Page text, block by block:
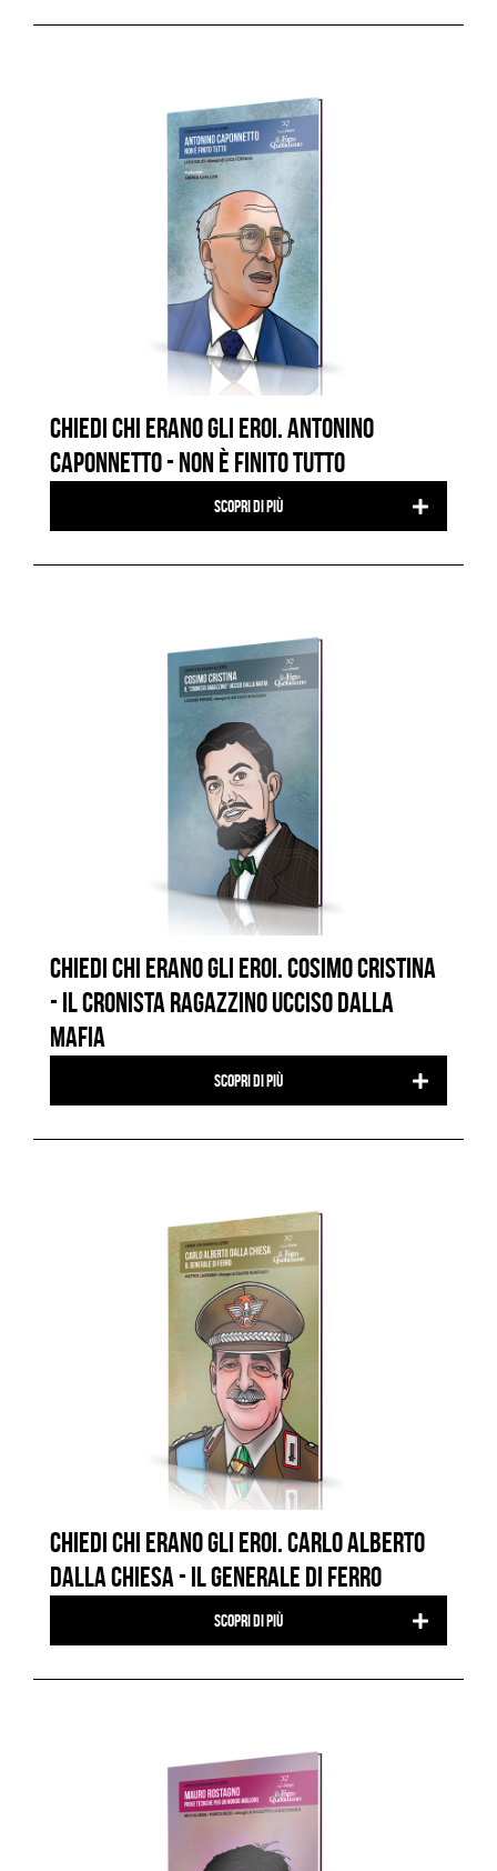
CHIEDI CHI ERANO GLI EROI. ANTONINO
CAPONNETTO - NON È FINITO TUTTO
Scopri di più
CHIEDI CHI ERANO GLI EROI. COSIMO CRISTINA
- IL CRONISTA RAGAZZINO UCCISO DALLA
MAFIA
Scopri di più
CHIEDI CHI ERANO GLI EROI. CARLO ALBERTO
DALLA CHIESA - IL GENERALE DI FERRO
Scopri di più